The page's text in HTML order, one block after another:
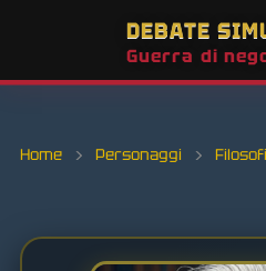
DEBATE
Guerra di
Home › Personaggi › Filosofi